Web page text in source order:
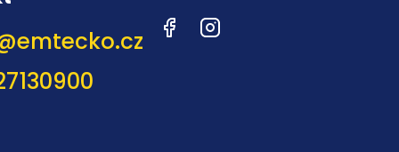
emtecko.cz
FacebookInstagram